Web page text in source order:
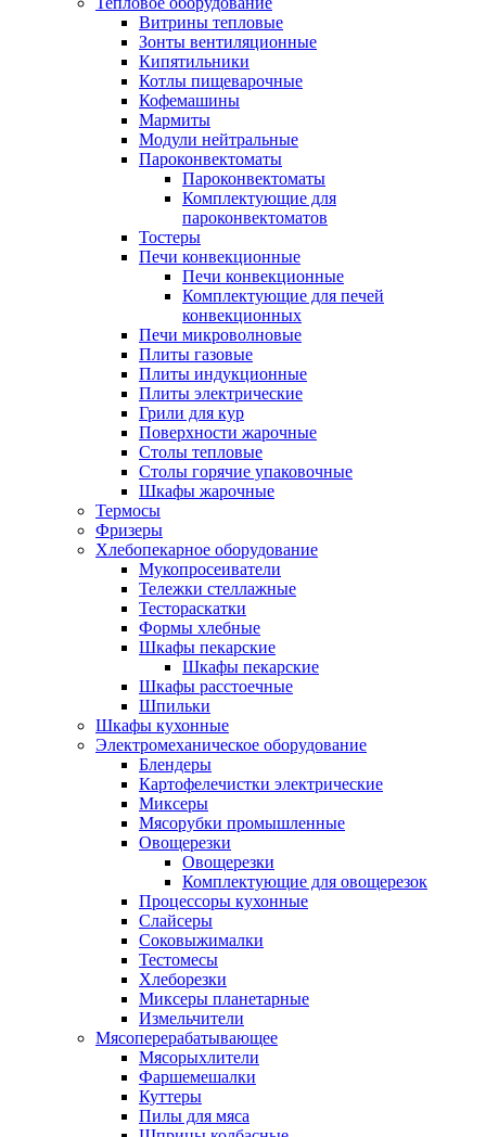
Витрины тепловые
Зонты вентиляционные
Кипятильники
Котлы пищеварочные
Кофемашины
Мармиты
Модули нейтральные
Пароконвектоматы
Пароконвектоматы
Комплектующие для
пароконвектоматов
Тостеры
Печи конвекционные
Печи конвекционные
Комплектующие для печей
конвекционных
Печи микроволновые
Плиты газовые
Плиты индукционные
Плиты электрические
Грили для кур
Поверхности жарочные
Столы тепловые
Столы горячие упаковочные
Шкафы жарочные
Термосы
Фризеры
Хлебопекарное оборудование
Мукопросеиватели
Тележки стеллажные
Тестораскатки
Формы хлебные
Шкафы пекарские
Шкафы пекарские
Шкафы расстоечные
Шпильки
Шкафы кухонные
Электромеханическое оборудование
Блендеры
Картофелечистки электрические
Миксеры
Мясорубки промышленные
Овощерезки
Овощерезки
Комплектующие для овощерезок
Процессоры кухонные
Слайсеры
Соковыжималки
Тестомесы
Хлеборезки
Миксеры планетарные
Измельчители
Мясоперерабатывающее
Мясорыхлители
Фаршемешалки
Куттеры
Пилы для мяса